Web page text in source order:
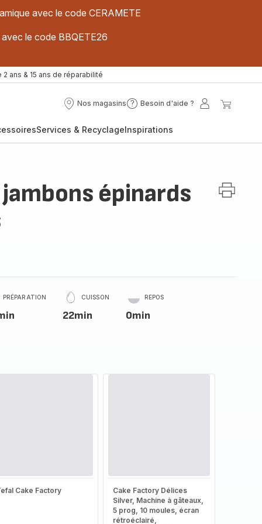
avec le code CERAMETE
le code BBQETE26
2 ans & 15 ans de réparabilité
Nos magasins
Nos
Besoin d'aide ?
Besoin
?
Mon
Services & RecyclageInspirations
épinards
PRÉPARATION CUISSON
22min
REPOS
0min
Cake Factory
Cake Factory Délices
Silver, Machine à gâteaux,
5 prog, 10 moules, écran
rétroéclairé,